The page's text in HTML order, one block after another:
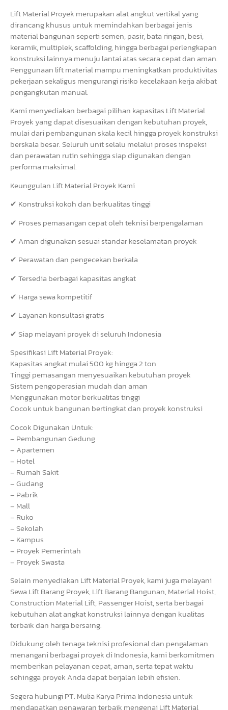
Lift Material Proyek merupakan alat angkut vertikal yang
dirancang khusus untuk memindahkan berbagai jenis
material bangunan seperti semen, pasir, bata ringan, besi,
keramik, multiplek, scaffolding, hingga berbagai perlengkapan
konstruksi lainnya menuju lantai atas secara cepat dan aman.
Penggunaan lift material mampu meningkatkan produktivitas
pekerjaan sekaligus mengurangi risiko kecelakaan kerja akibat
pengangkutan manual.
Kami menyediakan berbagai pilihan kapasitas Lift Material
Proyek yang dapat disesuaikan dengan kebutuhan proyek,
mulai dari pembangunan skala kecil hingga proyek konstruksi
berskala besar. Seluruh unit selalu melalui proses inspeksi
dan perawatan rutin sehingga siap digunakan dengan
performa maksimal.
Keunggulan Lift Material Proyek Kami
✔ Konstruksi kokoh dan berkualitas tinggi
✔ Proses pemasangan cepat oleh teknisi berpengalaman
✔ Aman digunakan sesuai standar keselamatan proyek
✔ Perawatan dan pengecekan berkala
✔ Tersedia berbagai kapasitas angkat
✔ Harga sewa kompetitif
✔ Layanan konsultasi gratis
✔ Siap melayani proyek di seluruh Indonesia
Spesifikasi Lift Material Proyek:
Kapasitas angkat mulai 500 kg hingga 2 ton
Tinggi pemasangan menyesuaikan kebutuhan proyek
Sistem pengoperasian mudah dan aman
Menggunakan motor berkualitas tinggi
Cocok untuk bangunan bertingkat dan proyek konstruksi
Cocok Digunakan Untuk:
– Pembangunan Gedung
– Apartemen
– Hotel
– Rumah Sakit
– Gudang
– Pabrik
– Mall
– Ruko
– Sekolah
– Kampus
– Proyek Pemerintah
– Proyek Swasta
Selain menyediakan Lift Material Proyek, kami juga melayani
Sewa Lift Barang Proyek, Lift Barang Bangunan, Material Hoist,
Construction Material Lift, Passenger Hoist, serta berbagai
kebutuhan alat angkat konstruksi lainnya dengan kualitas
terbaik dan harga bersaing.
Didukung oleh tenaga teknisi profesional dan pengalaman
menangani berbagai proyek di Indonesia, kami berkomitmen
memberikan pelayanan cepat, aman, serta tepat waktu
sehingga proyek Anda dapat berjalan lebih efisien.
Segera hubungi PT. Mulia Karya Prima Indonesia untuk
mendapatkan penawaran terbaik mengenai Lift Material